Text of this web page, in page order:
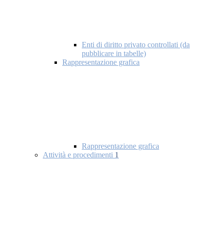
Enti di diritto privato controllati (da
pubblicare in tabelle)
Rappresentazione grafica
Rappresentazione grafica
Attività e procedimenti 1